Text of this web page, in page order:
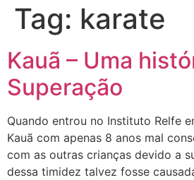
Tag: karate
Kauã – Uma
Superação
Quando entrou no Instituto Relfe
Kauã com apenas 8 anos mal
com as outras crianças devido a
dessa timidez talvez fosse